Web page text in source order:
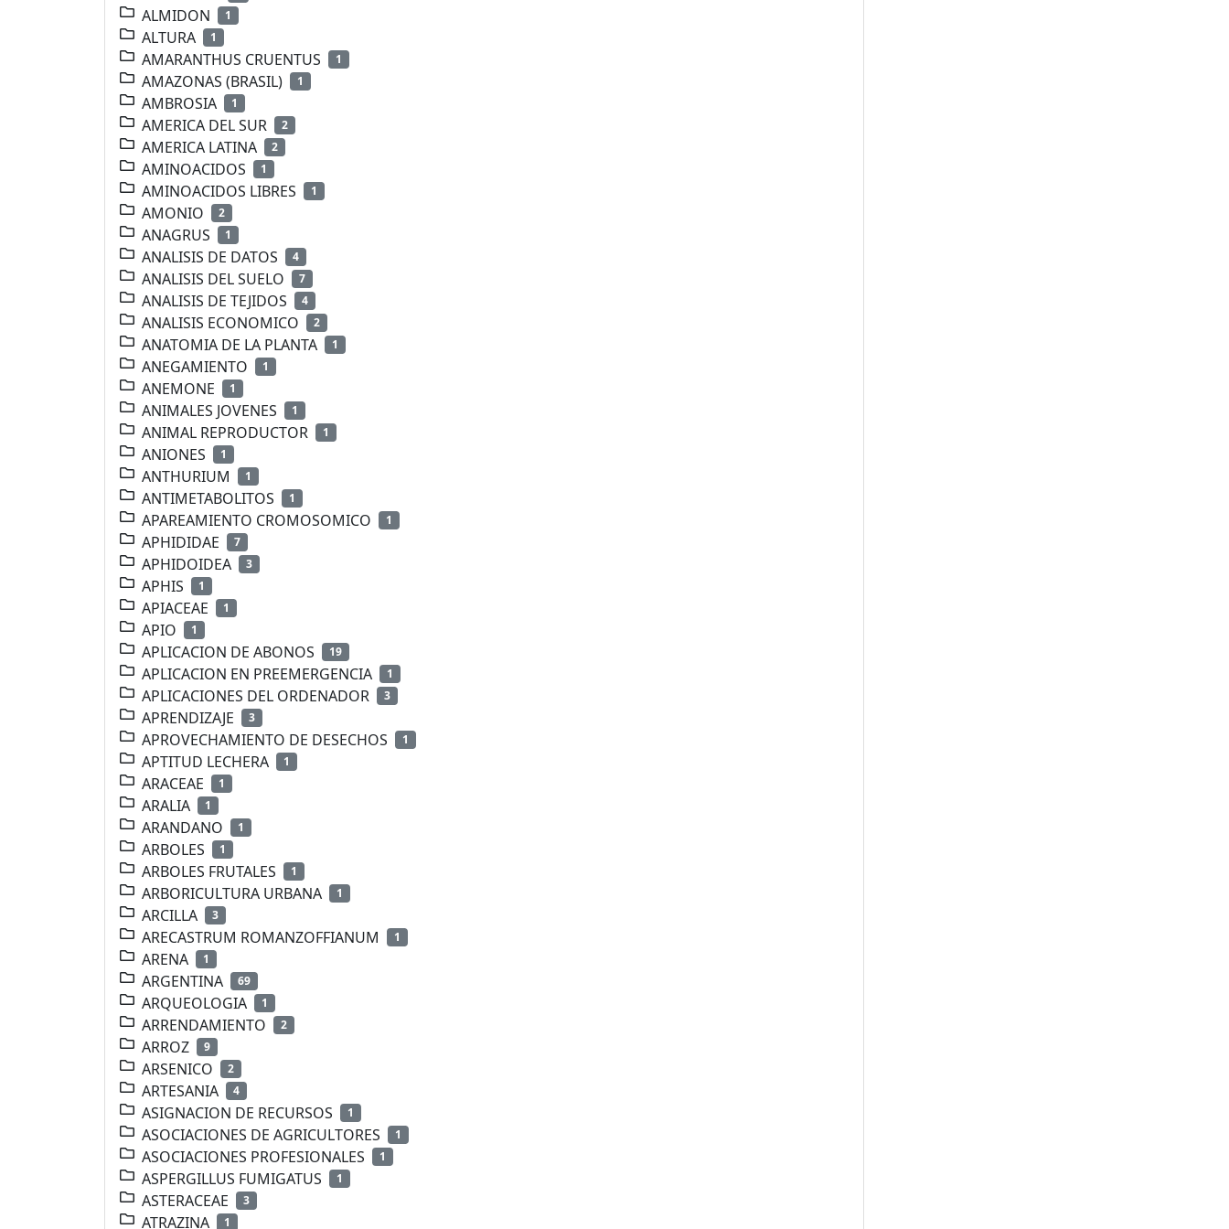
ALMIDON 1
ALTURA 1
AMARANTHUS CRUENTUS 1
AMAZONAS (BRASIL) 1
AMBROSIA 1
AMERICA DEL SUR 2
AMERICA LATINA 2
AMINOACIDOS 1
AMINOACIDOS LIBRES 1
AMONIO 2
ANAGRUS 1
ANALISIS DE DATOS 4
ANALISIS DEL SUELO 7
ANALISIS DE TEJIDOS 4
ANALISIS ECONOMICO 2
ANATOMIA DE LA PLANTA 1
ANEGAMIENTO 1
ANEMONE 1
ANIMALES JOVENES 1
ANIMAL REPRODUCTOR 1
ANIONES 1
ANTHURIUM 1
ANTIMETABOLITOS 1
APAREAMIENTO CROMOSOMICO 1
APHIDIDAE 7
APHIDOIDEA 3
APHIS 1
APIACEAE 1
APIO 1
APLICACION DE ABONOS 19
APLICACION EN PREEMERGENCIA 1
APLICACIONES DEL ORDENADOR 3
APRENDIZAJE 3
APROVECHAMIENTO DE DESECHOS 1
APTITUD LECHERA 1
ARACEAE 1
ARALIA 1
ARANDANO 1
ARBOLES 1
ARBOLES FRUTALES 1
ARBORICULTURA URBANA 1
ARCILLA 3
ARECASTRUM ROMANZOFFIANUM 1
ARENA 1
ARGENTINA 69
ARQUEOLOGIA 1
ARRENDAMIENTO 2
ARROZ 9
ARSENICO 2
ARTESANIA 4
ASIGNACION DE RECURSOS 1
ASOCIACIONES DE AGRICULTORES 1
ASOCIACIONES PROFESIONALES 1
ASPERGILLUS FUMIGATUS 1
ASTERACEAE 3
ATRAZINA 1